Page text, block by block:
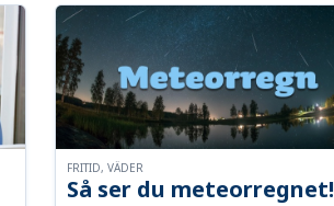
Så ser du meteorregnet!
FRITID, VÄDER